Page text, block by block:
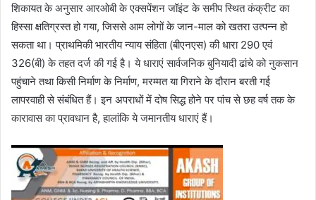
शिकायत के अनुसार आरओबी के एक्सपेंशन जॉइंट के समीप स्थित कंक्रीट का
हिस्सा क्षतिग्रस्त हो गया, जिससे आम लोगों के जान-माल को खतरा उत्पन्न हो
सकता था। प्राथमिकी भारतीय न्याय संहिता (बीएनएस) की धारा 290 एवं
326(बी) के तहत दर्ज की गई है। ये धाराएं सार्वजनिक बुनियादी ढांचे को नुकसान
पहुंचाने तथा किसी निर्माण के निर्माण, मरम्मत या गिराने के दौरान बरती गई
लापरवाही से संबंधित हैं। इन अपराधों में दोष सिद्ध होने पर पांच से छह वर्ष तक के
कारावास का प्रावधान है, हालांकि ये जमानतीय धाराएं हैं।